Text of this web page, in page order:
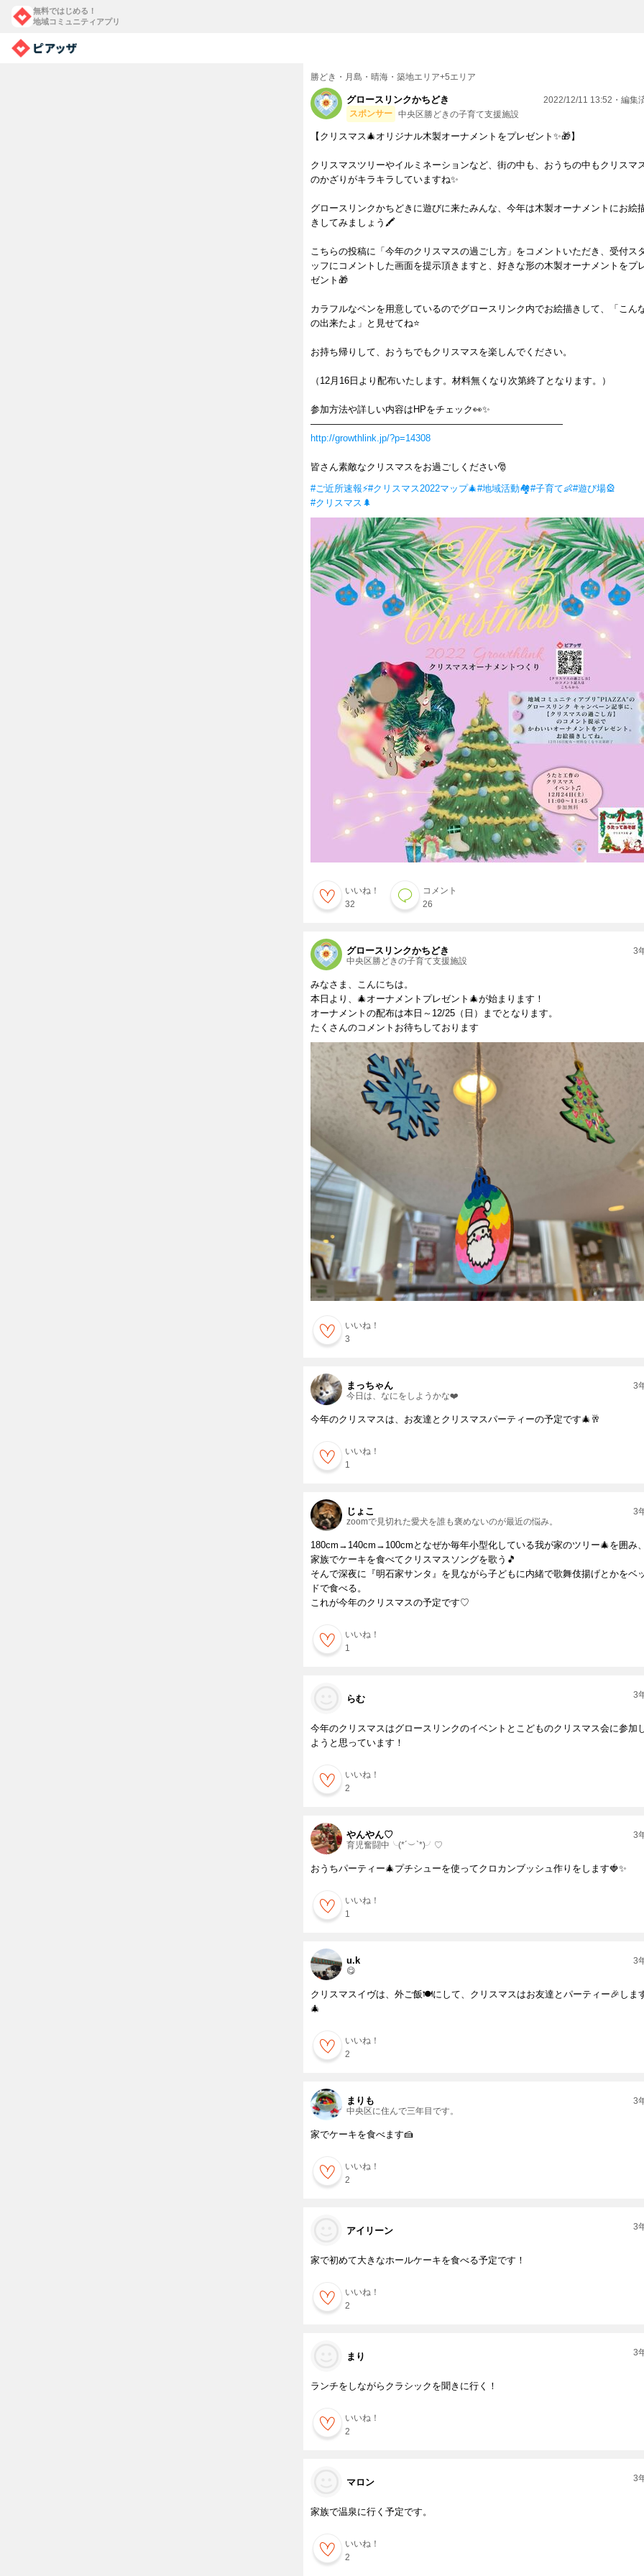
無料ではじめる！
地域コミュニティアプリ
勝どき・月島・晴海・築地エリア+5エリア
グロースリンクかちどき
スポンサー 中央区勝どきの子育て支援施設
2022/12/11 13:52・編集
【クリスマス🎄オリジナル木製オーナメントをプレゼント✨🎁】
クリスマスツリーやイルミネーションなど、街の中も、おうちの中もクリスマ
のかざりがキラキラしていますね✨
グロースリンクかちどきに遊びに来たみんな、今年は木製オーナメントにお絵
きしてみましょう🖍
こちらの投稿に「今年のクリスマスの過ごし方」をコメントいただき、受付ス
ッフにコメントした画面を提示頂きますと、好きな形の木製オーナメントをプ
ゼント🎁
カラフルなペンを用意しているのでグロースリンク内でお絵描きして、「こん
の出来たよ」と見せてね⭐️
お持ち帰りして、おうちでもクリスマスを楽しんでください。
（12月16日より配布いたします。材料無くなり次第終了となります。）
参加方法や詳しい内容はHPをチェック👀✨
―――――――――――――――――――――――――――
http://growthlink.jp/?p=14308
皆さん素敵なクリスマスをお過ごしください🎅
#ご近所速報⚡#クリスマス2022マップ🎄#地域活動🏘#子育て👶#遊び場🎡
#クリスマス🌲
いいね！
32
コメント
26
グロースリンクかちどき
中央区勝どきの子育て支援施設
3
みなさま、こんにちは。
本日より、🎄オーナメントプレゼント🎄が始まります！
オーナメントの配布は本日～12/25（日）までとなります。
たくさんのコメントお待ちしております
いいね！
3
まっちゃん
今日は、なにをしようかな❤️
3
今年のクリスマスは、お友達とクリスマスパーティーの予定です🎄🥂
いいね！
1
じょこ
zoomで見切れた愛犬を誰も褒めないのが最近の悩み。
3
180cm→140cm→100cmとなぜか毎年小型化している我が家のツリー🎄を囲み
家族でケーキを食べてクリスマスソングを歌う🎵
そんで深夜に『明石家サンタ』を見ながら子どもに内緒で歌舞伎揚げとかをベ
ドで食べる。
これが今年のクリスマスの予定です♡
いいね！
1
らむ 3
今年のクリスマスはグロースリンクのイベントとこどものクリスマス会に参加
ようと思っています！
いいね！
2
やんやん♡
育児奮闘中╰(*´︶`*)╯♡
3
おうちパーティー🎄プチシューを使ってクロカンブッシュ作りをします🍓✨
いいね！
1
u.k
😋
3
クリスマスイヴは、外ご飯🍽にして、クリスマスはお友達とパーティー🎉しま
🎄
いいね！
2
まりも
中央区に住んで三年目です。
3
家でケーキを食べます🍰
いいね！
2
アイリーン 3
家で初めて大きなホールケーキを食べる予定です！
いいね！
2
まり 3
ランチをしながらクラシックを聞きに行く！
いいね！
2
マロン 3
家族で温泉に行く予定です。
いいね！
2